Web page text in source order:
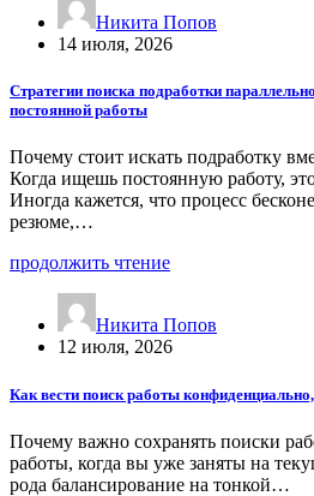
Никита Попов
14 июля, 2026
Стратегии поиска подработки
постоянной работы
Почему стоит искать подработку
Когда ищешь постоянную работу,
Иногда кажется, что процесс
резюме,…
продолжить чтение
Никита Попов
12 июля, 2026
Как вести поиск работы
Почему важно сохранять поиски
работы, когда вы уже заняты на
рода балансирование на тонкой…